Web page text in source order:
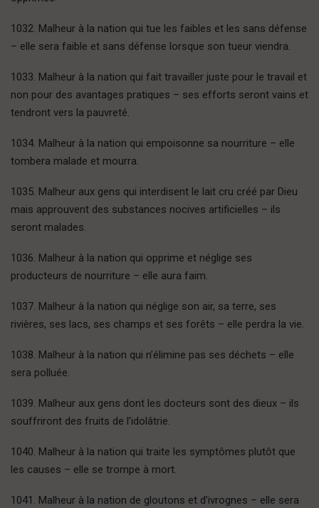
1032. Malheur à la nation qui tue les faibles et les sans défense
– elle sera faible et sans défense lorsque son tueur viendra.
1033. Malheur à la nation qui fait travailler juste pour le travail et
non pour des avantages pratiques – ses efforts seront vains et
tendront vers la pauvreté.
1034. Malheur à la nation qui empoisonne sa nourriture – elle
tombera malade et mourra.
1035. Malheur aux gens qui interdisent le lait cru créé par Dieu
mais approuvent des substances nocives artificielles – ils
seront malades.
1036. Malheur à la nation qui opprime et néglige ses
producteurs de nourriture – elle aura faim.
1037. Malheur à la nation qui néglige son air, sa terre, ses
rivières, ses lacs, ses champs et ses forêts – elle perdra la vie.
1038. Malheur à la nation qui n’élimine pas ses déchets – elle
sera polluée.
1039. Malheur aux gens dont les docteurs sont des dieux – ils
souffriront des fruits de l’idolâtrie.
1040. Malheur à la nation qui traite les symptômes plutôt que
les causes – elle se trompe à mort.
1041. Malheur à la nation de gloutons et d’ivrognes – elle sera